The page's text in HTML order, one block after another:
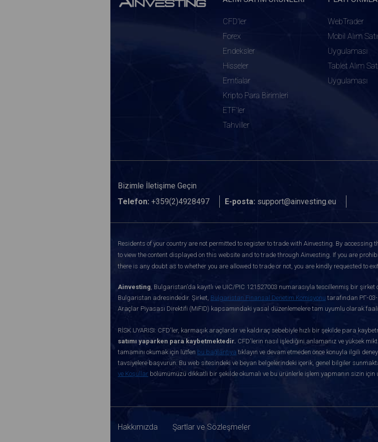
CFD'ler
Forex
Endeksler
Hisseler
Emtialar
Kripto Para Birimleri
ETF'ler
Tahviller
WebTrader
Mobil Alım
Uygulaması
Tablet Alım
Uygulaması
Bizimle İletişime Geçin
Telefon: +359(2)4928497 E-posta: support@ainvesting.eu
Residents of your country are not permitted to register to trade with Ainvesting. By accessing
to view the content displayed on this website and to trade through Ainvesting. If you are
there is any doubt as to whether you are allowed to trade or not, you are kindly requested to
Ainvesting, Bulgaristan’da kayıtlı ve UIC/PIC 121527003 numarasıyla tescillenmiş bir
Bulgaristan adresindedir. Şirket, Bulgaristan Finansal Denetim Komisyonu tarafından РГ-
Araçlar Piyasası Direktifi (MiFID) kapsamındaki yasal düzenlemelere tam uyumlu olarak
RİSK UYARISI: CFD'ler, karmaşık araçlardır ve kaldıraç sebebiyle hızlı bir şekilde para
satımı yaparken para kaybetmektedir. CFD'lerin nasıl işlediğini anlamanız ve yüksek
tamamını okumak için lütfen bu bağlantıya tıklayın ve devam etmeden önce konuyla ilgili
tavsiyelere başvurun. Bu web sitesindeki ve beyan belgelerindeki içerik, genel bilgiler
ve Koşullar bölümümüzü dikkatli bir şekilde okumalı ve bu ürünlerle işlem yapmanın sizin için
Hakkımızda Şartlar ve Sözleşmeler